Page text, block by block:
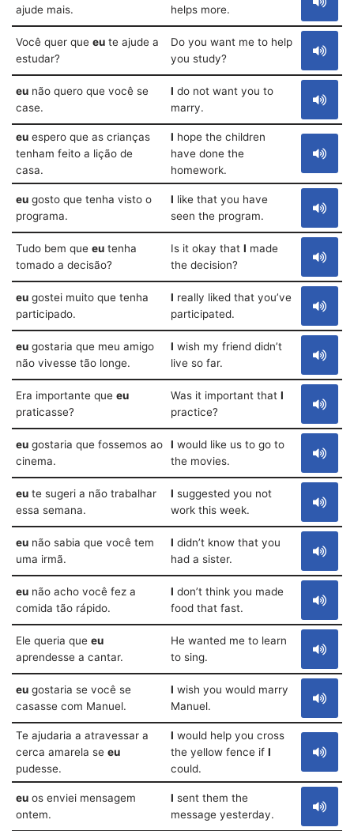
ajude mais.
helps more.
Você quer que eu te ajude a
estudar?
Do you want me to help
you study?
eu não quero que você se
case.
I do not want you to
marry.
eu espero que as crianças
tenham feito a lição de
casa.
I hope the children
have done the
homework.
eu gosto que tenha visto o
programa.
I like that you have
seen the program.
Tudo bem que eu tenha
tomado a decisão?
Is it okay that I made
the decision?
eu gostei muito que tenha
participado.
I really liked that you’ve
participated.
eu gostaria que meu amigo
não vivesse tão longe.
I wish my friend didn’t
live so far.
Era importante que eu
praticasse?
Was it important that I
practice?
eu gostaria que fossemos ao
cinema.
I would like us to go to
the movies.
eu te sugeri a não trabalhar
essa semana.
I suggested you not
work this week.
eu não sabia que você tem
uma irmã.
I didn’t know that you
had a sister.
eu não acho você fez a
comida tão rápido.
I don’t think you made
food that fast.
Ele queria que eu
aprendesse a cantar.
He wanted me to learn
to sing.
eu gostaria se você se
casasse com Manuel.
I wish you would marry
Manuel.
Te ajudaria a atravessar a
cerca amarela se eu
pudesse.
I would help you cross
the yellow fence if I
could.
eu os enviei mensagem
ontem.
I sent them the
message yesterday.